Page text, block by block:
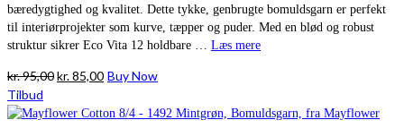
bæredygtighed og kvalitet. Dette tykke, genbrugte bomuldsgarn er perfekt
til interiørprojekter som kurve, tæpper og puder. Med en blød og robust
struktur sikrer Eco Vita 12 holdbare … Læs mere
kr.95,00Den
pris
kr.85,00Den
pris
Buy Now
Tilbud